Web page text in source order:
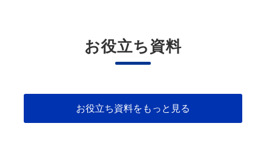
お役立ち資料
お役立ち資料をもっと見る